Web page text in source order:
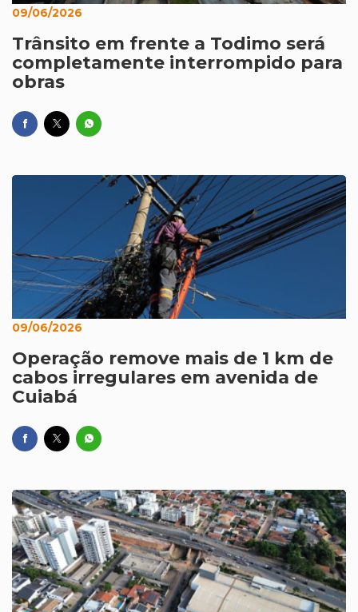
09/06/2026
Trânsito em frente a Todimo será
completamente interrompido para
obras
09/06/2026
Operação remove mais de 1 km de
cabos irregulares em avenida de
Cuiabá